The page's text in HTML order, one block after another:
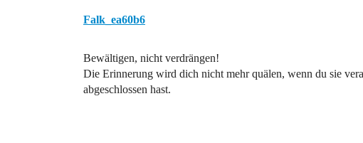
Falk_ea60b6
Bewältigen, nicht verdrängen!
Die Erinnerung wird dich nicht mehr quälen, wenn du sie
abgeschlossen hast.